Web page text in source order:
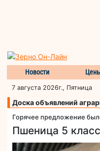
Новости
7 августа 2026г., Пятница
Доска объявлений
Горячее предложение
Пшеница 5